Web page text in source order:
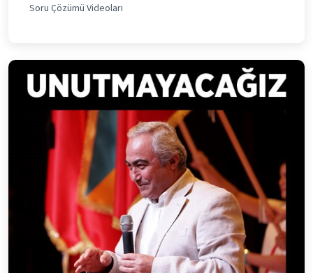
Soru Çözümü Videoları